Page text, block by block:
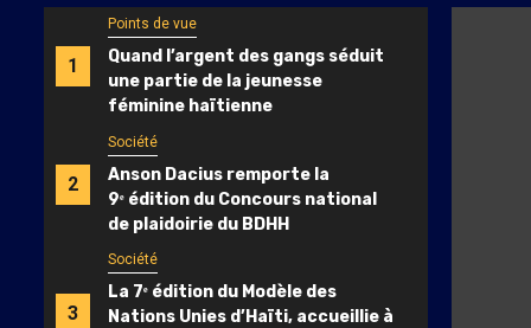
1
Points de vue
Quand l’argent des gangs séduit
une partie de la jeunesse
féminine haïtienne
2
Société
Anson Dacius remporte la
9ᵉ édition du Concours national
de plaidoirie du BDHH
3
Société
La 7ᵉ édition du Modèle des
Nations Unies d’Haïti, accueillie à